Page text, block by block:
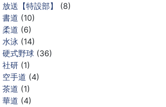
放送【特設部】
(8)
書道 (10)
柔道 (6)
水泳 (14)
硬式野球 (36)
社研 (1)
空手道 (4)
茶道 (1)
華道 (4)